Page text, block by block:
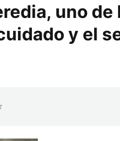
uno de
y el